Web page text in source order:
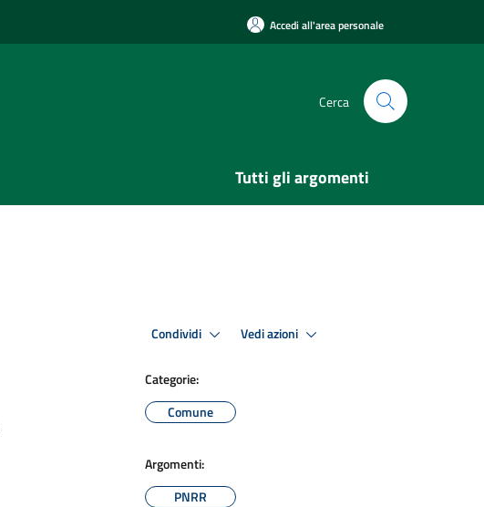
Accedi all'area personale
Cerca
Tutti gli argomenti
Condividi Vedi azioni
Categorie:
Comune
Argomenti:
PNRR